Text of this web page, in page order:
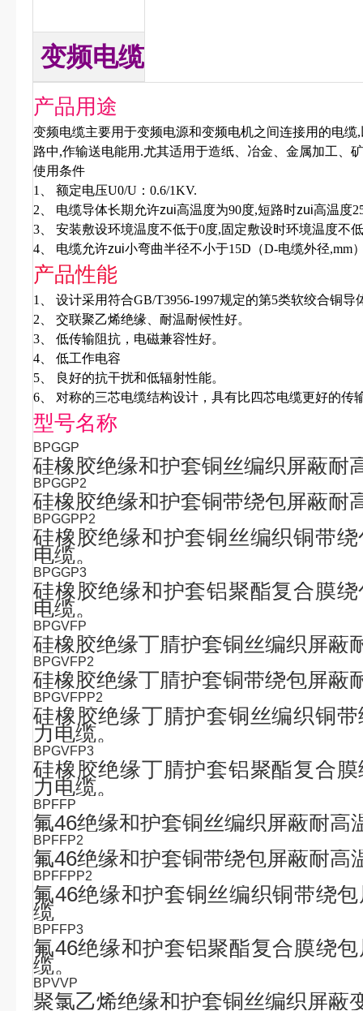
变频电缆
产品用途
变频电缆主要用于变频电源和变频电机之间连接用的电缆,
路中,作输送电能用 .尤其适用于造纸、冶金、金属加工、
使用条件
1、
额定电压U0/U ： 0.6/1KV.
2、
电缆导体长期允许zui高温度为90度,短路时zui高温度
3、
安装敷设环境温度不低于0度,固定敷设时环境温度不
4、
电缆允许zui小弯曲半径不小于15D（D-电缆外径,mm
产品性能
1、 设计采用符合GB/T3956-1997规定的第5类软绞合铜导
2、
交联聚乙烯绝缘、耐温耐候性好。
3、
低传输阻抗，电磁兼容性好。
4、
低工作电容
5、
良好的抗干扰和低辐射性能。
6、
对称的三芯电缆结构设计，具有比四芯电缆更好的传
型号名称
BPGGP
硅橡胶绝缘和护套铜丝编织屏蔽耐
BPGGP2
硅橡胶绝缘和护套铜带绕包屏蔽耐
BPGGPP2
硅橡胶绝缘和护套铜丝编织铜带
电缆。
BPGGP3
硅橡胶绝缘和护套铝聚酯复合膜
电缆。
BPGVFP
硅橡胶绝缘丁腈护套铜丝编织屏蔽
BPGVFP2
硅橡胶绝缘丁腈护套铜带绕包屏蔽
BPGVFPP2
硅橡胶绝缘丁腈护套铜丝编织铜
力电缆。
BPGVFP3
硅橡胶绝缘丁腈护套铝聚酯复合
力电缆。
BPFFP
氟46绝缘和护套铜丝编织屏蔽耐高
BPFFP2
氟46绝缘和护套铜带绕包屏蔽耐高
BPFFPP2
氟46绝缘和护套铜丝编织铜带绕
缆
BPFFP3
氟46绝缘和护套铝聚酯复合膜绕
缆。
BPVVP
聚氯乙烯绝缘和护套铜丝编织屏蔽